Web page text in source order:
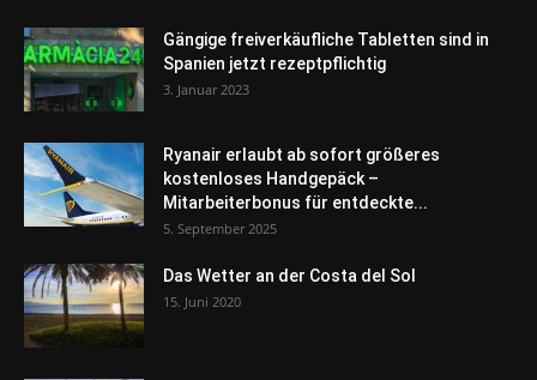
Gängige freiverkäufliche Tabletten sind in
Spanien jetzt rezeptpflichtig
3. Januar 2023
Ryanair erlaubt ab sofort größeres
kostenloses Handgepäck –
Mitarbeiterbonus für entdeckte...
5. September 2025
Das Wetter an der Costa del Sol
15. Juni 2020